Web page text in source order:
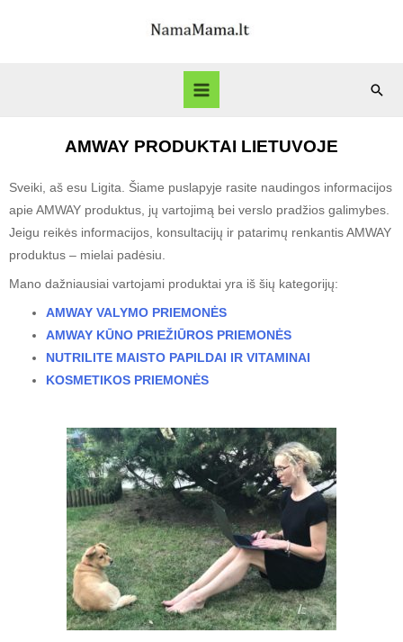
AMWAY PRODUKTAI LIETUVOJE
Sveiki, aš esu Ligita. Šiame puslapyje rasite naudingos informacijos
apie AMWAY produktus, jų vartojimą bei verslo pradžios galimybes.
Jeigu reikės informacijos, konsultacijų ir patarimų renkantis AMWAY
produktus – mielai padėsiu.
Mano dažniausiai vartojami produktai yra iš šių kategorijų:
AMWAY VALYMO PRIEMONĖS
AMWAY KŪNO PRIEŽIŪROS PRIEMONĖS
NUTRILITE MAISTO PAPILDAI IR VITAMINAI
KOSMETIKOS PRIEMONĖS